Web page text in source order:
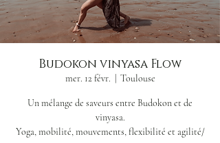
Budokon vinyasa Flow
mer. 12 févr. Toulouse
Un mélange de saveurs entre Budokon et de
vinyasa.
Yoga, mobilité, mouvements, flexibilité et agilité/